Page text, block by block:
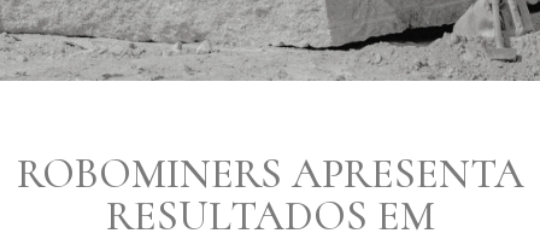
ROBOMINERS APRESENTA
RESULTADOS EM